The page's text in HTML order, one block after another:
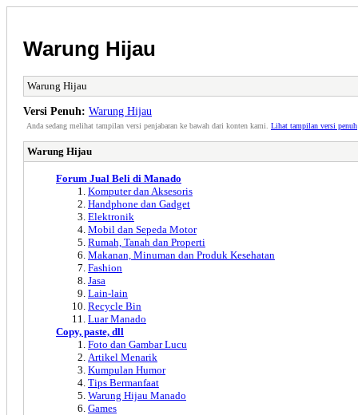
Warung Hijau
Warung Hijau
Versi Penuh: Warung Hijau
Anda sedang melihat tampilan versi penjabaran ke bawah dari konten kami. Lihat tampilan versi penuh
Warung Hijau
Forum Jual Beli di Manado
Komputer dan Aksesoris
Handphone dan Gadget
Elektronik
Mobil dan Sepeda Motor
Rumah, Tanah dan Properti
Makanan, Minuman dan Produk Kesehatan
Fashion
Jasa
Lain-lain
Recycle Bin
Luar Manado
Copy, paste, dll
Foto dan Gambar Lucu
Artikel Menarik
Kumpulan Humor
Tips Bermanfaat
Warung Hijau Manado
Games